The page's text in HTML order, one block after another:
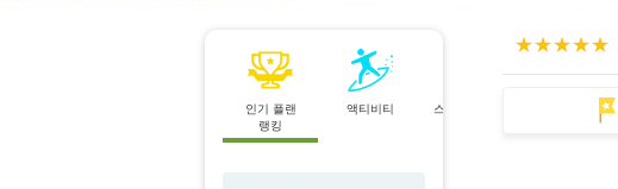
인기 플랜
랭킹
액티비티 스팟으로 찾기
1인 참가 OK